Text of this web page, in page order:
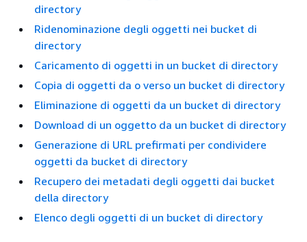
directory
Ridenominazione degli oggetti nei bucket di
directory
Caricamento di oggetti in un bucket di directory
Copia di oggetti da o verso un bucket di directory
Eliminazione di oggetti da un bucket di directory
Download di un oggetto da un bucket di directory
Generazione di URL prefirmati per condividere
oggetti da bucket di directory
Recupero dei metadati degli oggetti dai bucket
della directory
Elenco degli oggetti di un bucket di directory